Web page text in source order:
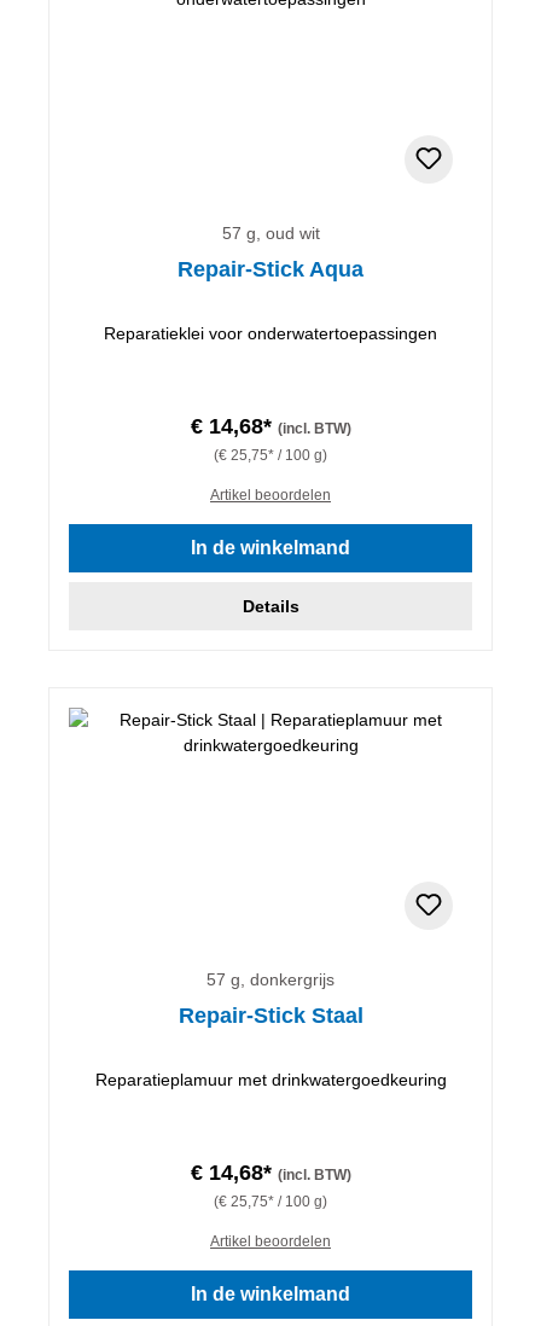
57 g, oud wit
Repair-Stick Aqua
Reparatieklei voor onderwatertoepassingen
€ 14,68* (incl. BTW)
(€ 25,75* / 100 g)
Artikel beoordelen
In de winkelmand
Details
57 g, donkergrijs
Repair-Stick Staal
Reparatieplamuur met drinkwatergoedkeuring
€ 14,68* (incl. BTW)
(€ 25,75* / 100 g)
Artikel beoordelen
In de winkelmand